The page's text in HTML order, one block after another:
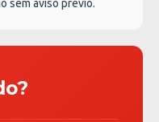
sem aviso prévio.